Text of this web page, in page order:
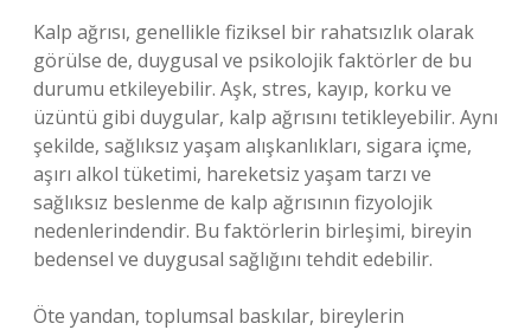
Kalp ağrısı, genellikle fiziksel bir rahatsızlık olarak
görülse de, duygusal ve psikolojik faktörler de bu
durumu etkileyebilir. Aşk, stres, kayıp, korku ve
üzüntü gibi duygular, kalp ağrısını tetikleyebilir. Aynı
şekilde, sağlıksız yaşam alışkanlıkları, sigara içme,
aşırı alkol tüketimi, hareketsiz yaşam tarzı ve
sağlıksız beslenme de kalp ağrısının fizyolojik
nedenlerindendir. Bu faktörlerin birleşimi, bireyin
bedensel ve duygusal sağlığını tehdit edebilir.
Öte yandan, toplumsal baskılar, bireylerin